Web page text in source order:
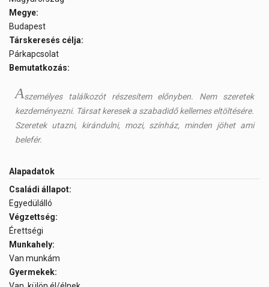
Megye:
Budapest
Társkeresés célja:
Párkapcsolat
Bemutatkozás:
Aszemélyes találkozót részesítem előnyben. Nem szeretek
kezdeményezni. Társat keresek a szabadidő kellemes eltöltésére.
Szeretek utazni, kirándulni, mozi, színház, minden jöhet ami
belefér.
Alapadatok
Családi állapot:
Egyedülálló
Végzettség:
Érettségi
Munkahely:
Van munkám
Gyermekek: